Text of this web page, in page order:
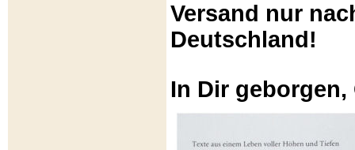
Versand nur
Deutschland!
In Dir geborgen,